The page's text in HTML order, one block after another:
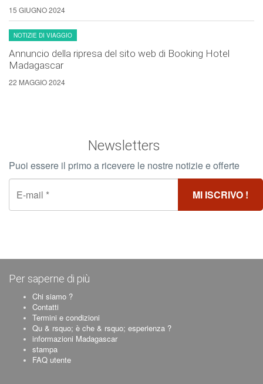
15 GIUGNO 2024
NOTIZIE DI VIAGGIO
Annuncio della ripresa del sito web di Booking Hotel
Madagascar
22 MAGGIO 2024
Newsletters
Puoi essere il primo a ricevere le nostre notizie e offerte
Per saperne di più
Chi siamo ?
Contatti
Termini e condizioni
Qu & rsquo; è che & rsquo; esperienza ?
informazioni Madagascar
stampa
FAQ utente